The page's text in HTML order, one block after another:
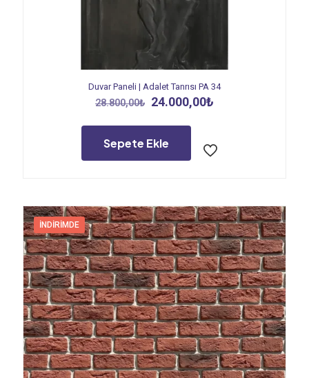
Duvar Paneli | Adalet Tanrısı PA 34
28.800,00₺ Orijinal
28.800,00₺.
24.000,00₺
Sepete Ekle
İNDIRIMDE